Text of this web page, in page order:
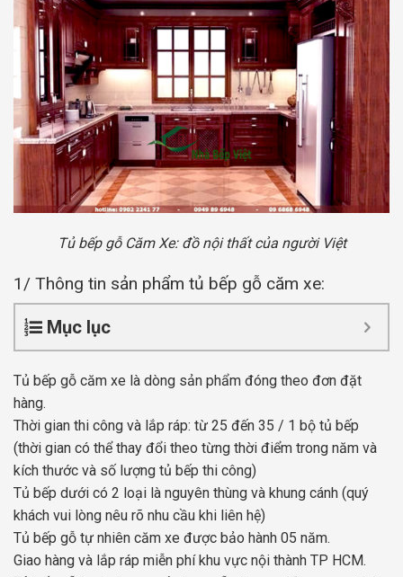
Tủ bếp gỗ Căm Xe: đồ nội thất của người Việt
1/ Thông tin sản phẩm tủ bếp gỗ căm xe:
Mục lục
Tủ bếp gỗ căm xe là dòng sản phẩm đóng theo đơn đặt
hàng.
Thời gian thi công và lắp ráp: từ 25 đến 35 / 1 bộ tủ bếp
(thời gian có thể thay đổi theo từng thời điểm trong năm và
kích thước và số lượng tủ bếp thi công)
Tủ bếp dưới có 2 loại là nguyên thùng và khung cánh (quý
khách vui lòng nêu rõ nhu cầu khi liên hệ)
Tủ bếp gỗ tự nhiên căm xe được bảo hành 05 năm.
Giao hàng và lắp ráp miễn phí khu vực nội thành TP HCM.